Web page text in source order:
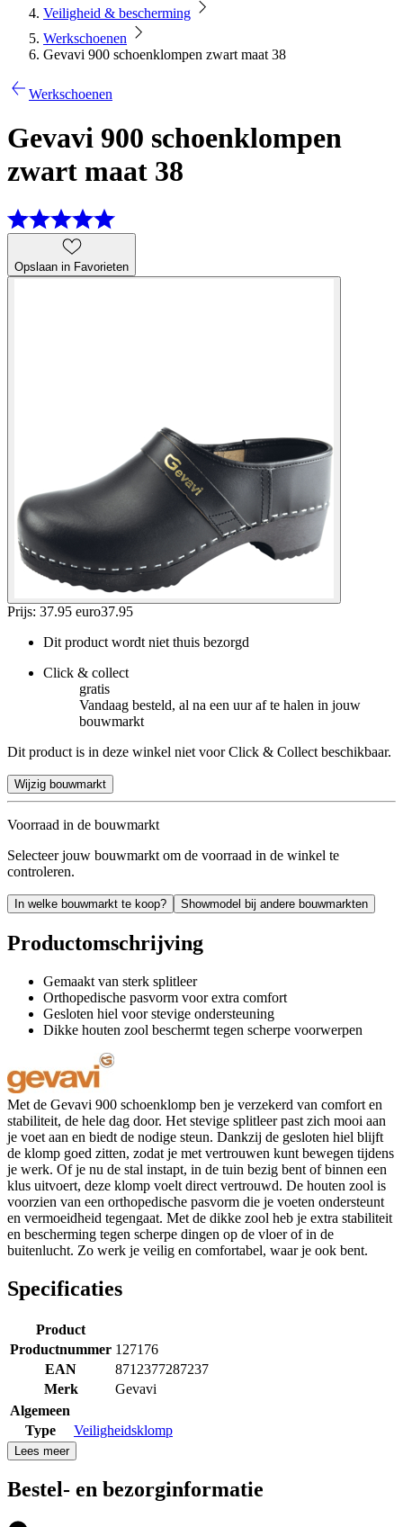
Veiligheid & bescherming
Werkschoenen
Gevavi 900 schoenklompen zwart maat 38
Werkschoenen
Gevavi 900 schoenklompen
zwart maat 38
Opslaan in Favorieten
Prijs: 37.95 euro37.95
Dit product wordt niet thuis bezorgd
Click & collect
gratis
Vandaag besteld, al na een uur af te halen in jouw
bouwmarkt
Dit product is in deze winkel niet voor Click & Collect beschikbaar.
Wijzig bouwmarkt
Voorraad in de bouwmarkt
Selecteer jouw bouwmarkt om de voorraad in de winkel te
controleren.
In welke bouwmarkt te koop? Showmodel bij andere bouwmarkten
Productomschrijving
Gemaakt van sterk splitleer
Orthopedische pasvorm voor extra comfort
Gesloten hiel voor stevige ondersteuning
Dikke houten zool beschermt tegen scherpe voorwerpen
Met de Gevavi 900 schoenklomp ben je verzekerd van comfort en
stabiliteit, de hele dag door. Het stevige splitleer past zich mooi aan
je voet aan en biedt de nodige steun. Dankzij de gesloten hiel blijft
de klomp goed zitten, zodat je met vertrouwen kunt bewegen tijdens
je werk. Of je nu de stal instapt, in de tuin bezig bent of binnen een
klus uitvoert, deze klomp voelt direct vertrouwd. De houten zool is
voorzien van een orthopedische pasvorm die je voeten ondersteunt
en vermoeidheid tegengaat. Met de dikke zool heb je extra stabiliteit
en bescherming tegen scherpe dingen op de vloer of in de
buitenlucht. Zo werk je veilig en comfortabel, waar je ook bent.
Specificaties
Product
Productnummer 127176
EAN
8712377287237
Merk
Gevavi
Algemeen
Type
Veiligheidsklomp
Lees meer
Bestel- en bezorginformatie